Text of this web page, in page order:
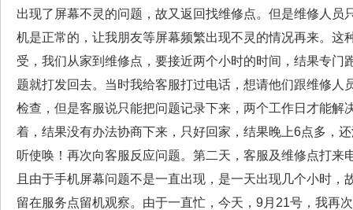
出现了屏幕不灵的问题，故又返回找维修点。但是维修人员
机是正常的，让我朋友等屏幕频繁出现不灵的情况再来。这
受，我们从家到维修点，要接近两个小时的时间，结果专门
题就打发回去。当时我给客服打过电话，想请他们跟维修人
检查，但是客服说只能把问题记录下来，两个工作日才能解
着，结果没有办法协商下来，只好回家，结果晚上6点多，
听使唤！再次向客服反应问题。第二天，客服及维修点打来
且由于手机屏幕问题不是一直出现，是一天出现几个小时，
留在服务点留机观察。由于一直忙，今天，9月21号，我再